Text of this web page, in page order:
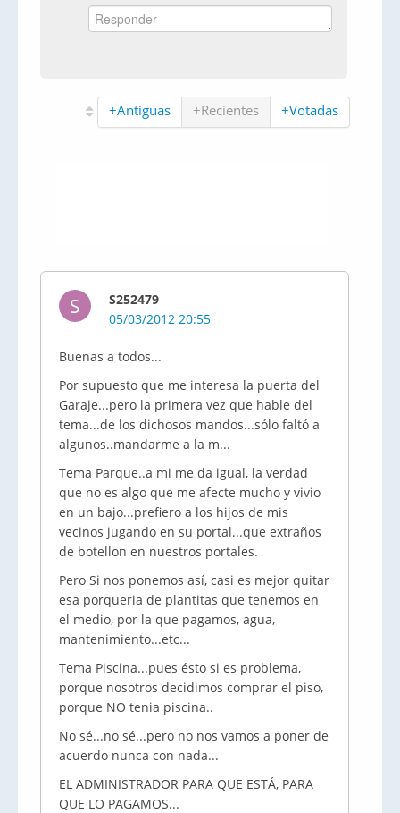
+Antiguas +Recientes +Votadas
S
S252479
05/03/2012 20:55
Buenas a todos...
Por supuesto que me interesa la puerta del
Garaje...pero la primera vez que hable del
tema...de los dichosos mandos...sólo faltó a
algunos..mandarme a la m...
Tema Parque..a mi me da igual, la verdad
que no es algo que me afecte mucho y vivio
en un bajo...prefiero a los hijos de mis
vecinos jugando en su portal...que extraños
de botellon en nuestros portales.
Pero Si nos ponemos así, casi es mejor quitar
esa porqueria de plantitas que tenemos en
el medio, por la que pagamos, agua,
mantenimiento...etc...
Tema Piscina...pues ésto si es problema,
porque nosotros decidimos comprar el piso,
porque NO tenia piscina..
No sé...no sé...pero no nos vamos a poner de
acuerdo nunca con nada...
EL ADMINISTRADOR PARA QUE ESTÁ, PARA
QUE LO PAGAMOS...